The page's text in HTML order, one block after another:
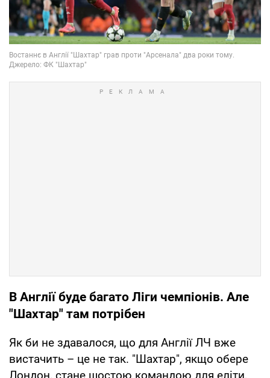
В Англії буде багато Ліги чемпіонів. Але
"Шахтар" там потрібен
Як би не здавалося, що для Англії ЛЧ вже
вистачить – це не так. "Шахтар", якщо обере
Лондон, стане шостою командою для еліти,